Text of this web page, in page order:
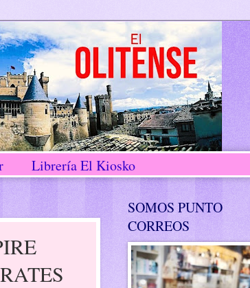
Librería El Kiosko
SOMOS PUNTO
CORREOS